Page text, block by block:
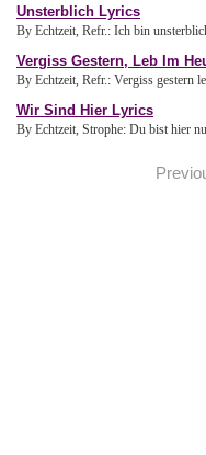
Unsterblich Lyrics
By Echtzeit, Refr.: Ich bin
Vergiss Gestern, Leb Im
By Echtzeit, Refr.: Vergiss gestern
Wir Sind Hier Lyrics
By Echtzeit, Strophe: Du bist hier